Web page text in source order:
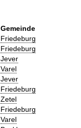
Gemeinde
Friedeburg
Friedeburg
Jever
Varel
Jever
Friedeburg
Zetel
Friedeburg
Varel